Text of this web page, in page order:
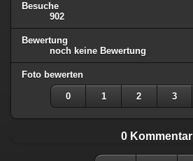
Besuche
902
Bewertung
noch keine Bewertung
Foto bewerten
0 1 2 3
0 Kommentar